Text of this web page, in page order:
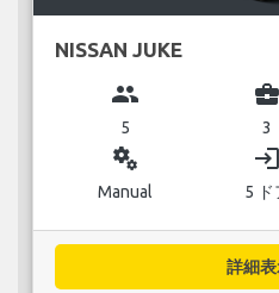
NISSAN JUKE
group
5
business_center
3
miscellaneous_services
Manual
login
5 ド
詳細